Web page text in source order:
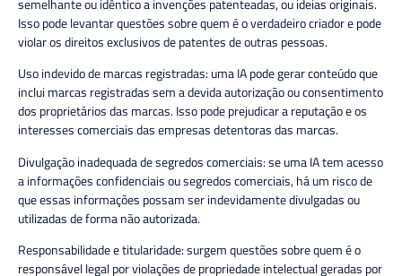
semelhante ou idêntico a invenções patenteadas, ou ideias originais.
Isso pode levantar questões sobre quem é o verdadeiro criador e pode
violar os direitos exclusivos de patentes de outras pessoas.
Uso indevido de marcas registradas:uma IA pode gerar conteúdo que
inclui marcas registradas sem a devida autorização ou consentimento
dos proprietários das marcas. Isso pode prejudicar a reputação e os
interesses comerciais das empresas detentoras das marcas.
Divulgação inadequada de segredos comerciais:se uma IA tem acesso
a informações confidenciais ou segredos comerciais, há um risco de
que essas informações possam ser indevidamente divulgadas ou
utilizadas de forma não autorizada.
Responsabilidade e titularidade:surgem questões sobre quem é o
responsável legal por violações de propriedade intelectual geradas por